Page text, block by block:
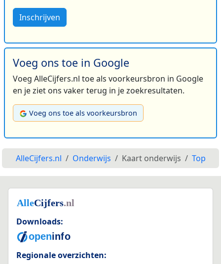
Inschrijven
Voeg ons toe in Google
Voeg AlleCijfers.nl toe als voorkeursbron in Google
en je ziet ons vaker terug in je zoekresultaten.
Voeg ons toe als voorkeursbron
AlleCijfers.nl Onderwijs Kaart onderwijs Top
Downloads:
Regionale overzichten: